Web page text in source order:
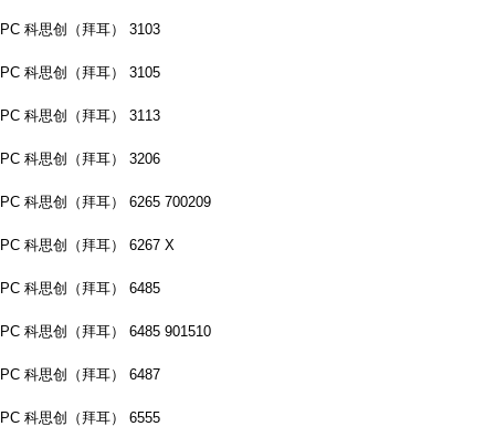
PC 科思创（拜耳） 3103
PC 科思创（拜耳） 3105
PC 科思创（拜耳） 3113
PC 科思创（拜耳） 3206
PC 科思创（拜耳） 6265 700209
PC 科思创（拜耳） 6267 X
PC 科思创（拜耳） 6485
PC 科思创（拜耳） 6485 901510
PC 科思创（拜耳） 6487
PC 科思创（拜耳） 6555